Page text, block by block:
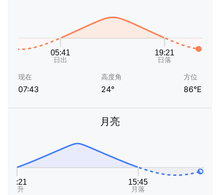
现在
07:43
高度角
24°
方位
86°E
月亮